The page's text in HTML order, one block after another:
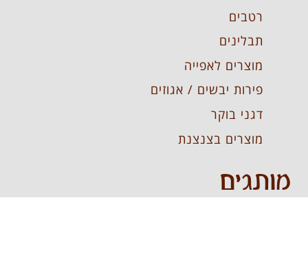
רטבים
תבלינים
מוצרים לאפייה
פירות יבשים / אגוזים
דגני בוקר
מוצרים בצנצנת
מותגים